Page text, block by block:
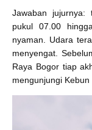
Jawaban jujurnya:
pukul 07.00
nyaman. Udara
menyengat.
Raya Bogor tiap
mengunjungi Kebun